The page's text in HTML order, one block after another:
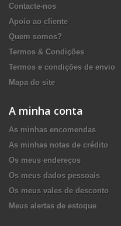
Contacte-nos
Apoio ao cliente
Quem somos?
Termos & Condições
Termos e condições de envio
Mapa do site
A minha conta
As minhas encomendas
As minhas notas de crédito
Os meus endereços
Os meus dados pessoais
Os meus vales de desconto
Meus alertas de estoque